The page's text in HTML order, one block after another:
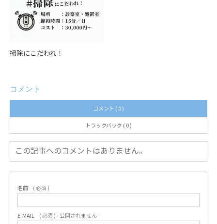
掃除にこだわれ！
コメント
コメント ( 0 )
トラックバック ( 0 )
この記事へのコメントはありません。
名前 ( 必須 )
E-MAIL ( 必須 ) - 公開されません -